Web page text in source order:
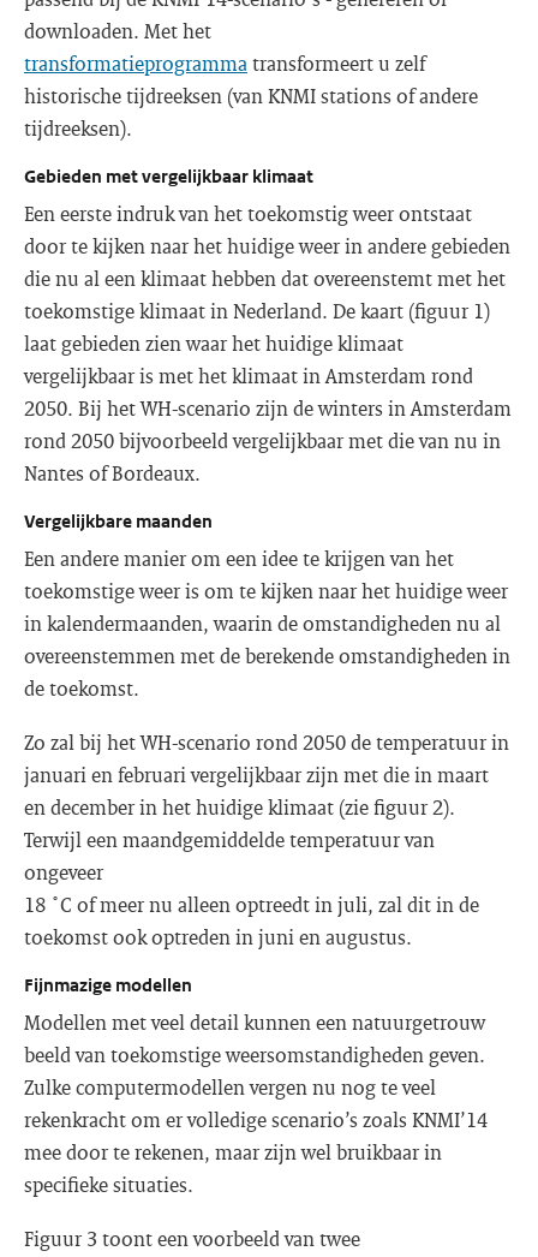
downloaden. Met het
transformatieprogramma transformeert u zelf
historische tijdreeksen (van KNMI stations of andere
tijdreeksen).
Gebieden met vergelijkbaar klimaat
Een eerste indruk van het toekomstig weer ontstaat
door te kijken naar het huidige weer in andere gebieden
die nu al een klimaat hebben dat overeenstemt met het
toekomstige klimaat in Nederland. De kaart (figuur 1)
laat gebieden zien waar het huidige klimaat
vergelijkbaar is met het klimaat in Amsterdam rond
2050. Bij het WH-scenario zijn de winters in Amsterdam
rond 2050 bijvoorbeeld vergelijkbaar met die van nu in
Nantes of Bordeaux.
Vergelijkbare maanden
Een andere manier om een idee te krijgen van het
toekomstige weer is om te kijken naar het huidige weer
in kalendermaanden, waarin de omstandigheden nu al
overeenstemmen met de berekende omstandigheden in
de toekomst.
Zo zal bij het WH-scenario rond 2050 de temperatuur in
januari en februari vergelijkbaar zijn met die in maart
en december in het huidige klimaat (zie figuur 2).
Terwijl een maandgemiddelde temperatuur van
ongeveer
18 ˚C of meer nu alleen optreedt in juli, zal dit in de
toekomst ook optreden in juni en augustus.
Fijnmazige modellen
Modellen met veel detail kunnen een natuurgetrouw
beeld van toekomstige weersomstandigheden geven.
Zulke computermodellen vergen nu nog te veel
rekenkracht om er volledige scenario’s zoals KNMI’14
mee door te rekenen, maar zijn wel bruikbaar in
specifieke situaties.
Figuur 3 toont een voorbeeld van twee